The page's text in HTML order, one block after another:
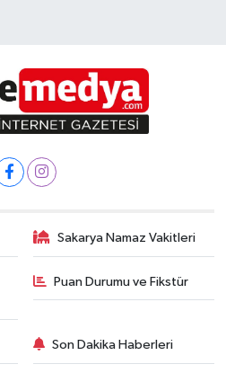
Sakarya Namaz Vakitleri
Puan Durumu ve Fikstür
Son Dakika Haberleri